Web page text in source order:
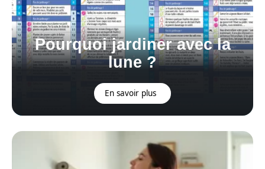
Pourquoi jardiner avec la
lune ?
En savoir plus